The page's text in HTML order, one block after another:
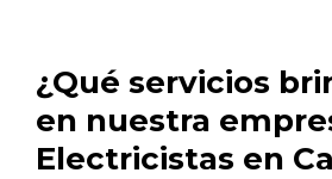
¿Qué servicios
en nuestra
Electricistas en